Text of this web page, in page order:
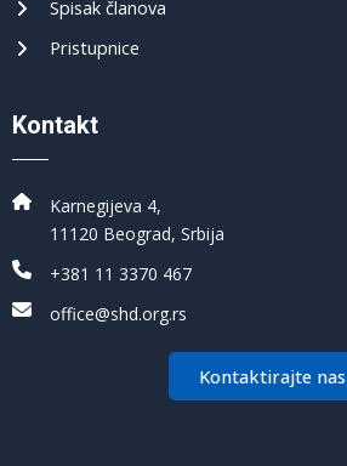
Spisak članova
Pristupnice
Kontakt
Karnegijeva 4,
11120 Beograd, Srbija
+381 11 3370 467
office@shd.org.rs
Kontaktirajte nas